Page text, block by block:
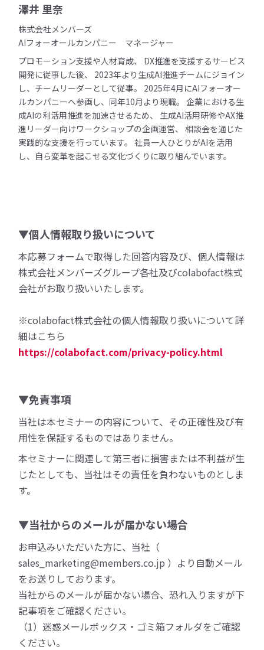
澤井 里奈
株式会社メンバーズ
AIフォーオールカンパニー マネージャー
プロモーション支援や人材育成、 DX推進を支援するサービス
開発に従事した後、 2023年より生成AI推進チームにジョイン
し、チームリーダーとして従事。 2025年4月にAIフォーオー
ルカンパニーへ参画し、同年10月より現職。 企業における生
成AIの利活用推進を加速させるため、 生成AI活用研修やAX推
進リーダー向けワークショップの企画運営、 相談会を通じた
実践的な支援を行っています。 社員一人ひとりがAIを活用
し、自ら変革を起こせる文化づくりに取り組んでいます。
▼個人情報取り扱いについて
本応募フォームで取得した回答内容及び、個人情報は
株式会社メンバーズグループ各社及びcolabofact株式
会社がお取り扱いいたします。
※colabofact株式会社の個人情報取り扱いについて詳
細はこちら
https://colabofact.com/privacy-policy.html
▼免責事項
当社は本セミナーの内容について、その正確性及び有
用性を保証するものではありません。
本セミナーに関連して第三者に損害または不利益が生
じたとしても、当社はその責任を負わないものとしま
す。
▼当社からのメールが届かない場合
お申込みいただいた方に、当社（
sales_marketing@members.co.jp ）より自動メール
をお送りしております。
当社からのメールが届かない場合、恐れ入りますが下
記事項をご確認ください。
（1）迷惑メールボックス・ゴミ箱フォルダをご確認
ください。